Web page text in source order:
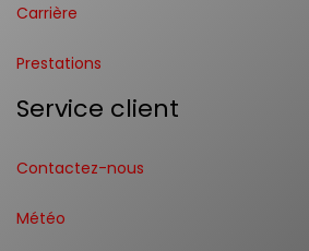
Carrière
Prestations
Service client
Contactez-nous
Météo